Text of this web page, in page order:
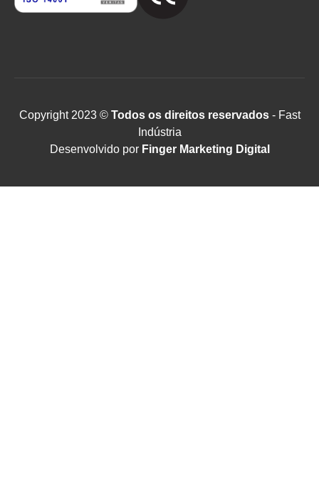
Copyright 2023 ©Todos os direitos reservados- Fast
Indústria
Desenvolvido por Finger Marketing Digital